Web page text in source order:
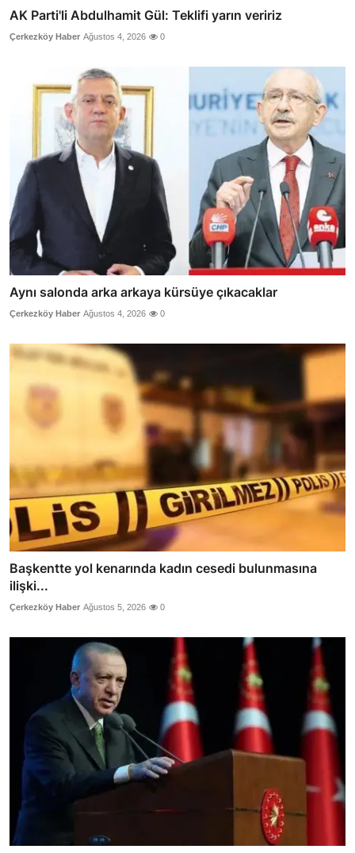
AK Parti'li Abdulhamit Gül: Teklifi yarın veririz
Çerkezköy Haber Ağustos 4, 2026 0
Aynı salonda arka arkaya kürsüye çıkacaklar
Çerkezköy Haber Ağustos 4, 2026 0
Başkentte yol kenarında kadın cesedi bulunmasına
ilişki...
Çerkezköy Haber Ağustos 5, 2026 0